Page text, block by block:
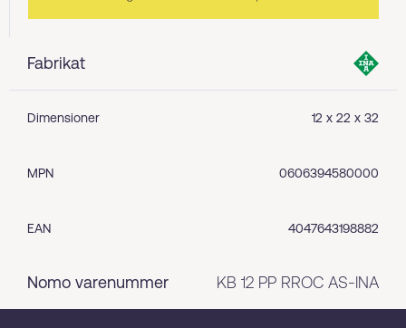
Fabrikat
Dimensioner 12 x 22 x 32
MPN 0606394580000
EAN 4047643198882
Nomo varenummer KB 12 PP RROC AS-INA